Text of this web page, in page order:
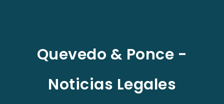
Quevedo & Ponce -
Noticias Legales